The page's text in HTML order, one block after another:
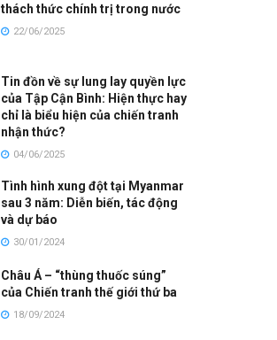
thách thức chính trị trong nước
22/06/2025
Tin đồn về sự lung lay quyền lực
của Tập Cận Bình: Hiện thực hay
chỉ là biểu hiện của chiến tranh
nhận thức?
04/06/2025
Tình hình xung đột tại Myanmar
sau 3 năm: Diễn biến, tác động
và dự báo
30/01/2024
Châu Á – “thùng thuốc súng”
của Chiến tranh thế giới thứ ba
18/09/2024